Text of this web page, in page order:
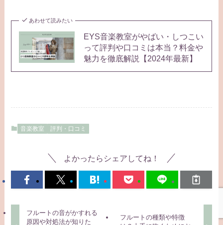
あわせて読みたい
EYS音楽教室がやばい・しつこい
って評判や口コミは本当？料金や
魅力を徹底解説【2024年最新】
音楽教室 評判・口コミ
よかったらシェアしてね！
フルートの音がかすれる
原因や対処法が知りた
フルートの種類や特徴